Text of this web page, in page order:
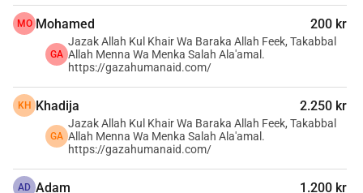
Vaša podrška može promijeniti živote. Zajedno možemo
donijeti nadu i osnovnu pomoć ljudima u Gazi. Pridružite
nam se u stvaranju trajnog utjecaja.
MO Mohamed 200 kr
GA
Jazak Allah Kul Khair Wa Baraka Allah Feek, Takabbal
Allah Menna Wa Menka Salah Ala'amal.
https://gazahumanaid.com/
KH Khadija 2.250 kr
GA
Jazak Allah Kul Khair Wa Baraka Allah Feek, Takabbal
Allah Menna Wa Menka Salah Ala'amal.
https://gazahumanaid.com/
AD Adam 1.200 kr